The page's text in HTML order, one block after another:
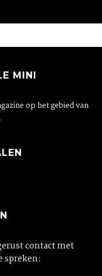
MINI
op het gebied van
contact met
spreken: